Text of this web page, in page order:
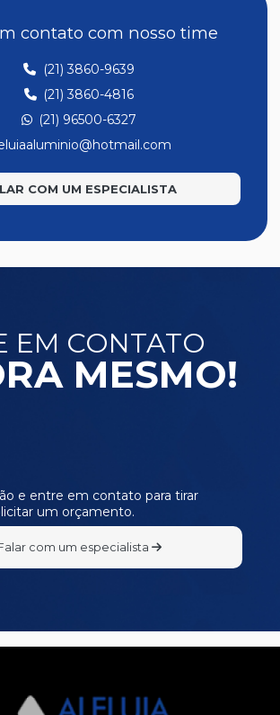
contato com nosso time
(21) 3860-9639
(21) 3860-4816
(21) 96500-6327
COM UM ESPECIALISTA
EM CONTATO
MESMO!
e entre em contato para tirar
um orçamento.
com um especialista